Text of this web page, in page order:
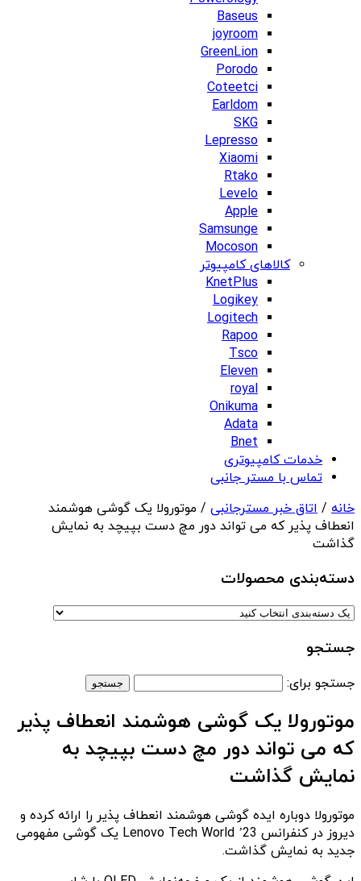
Baseus
joyroom
GreenLion
Porodo
Coteetci
Earldom
SKG
Lepresso
Xiaomi
Rtako
Levelo
Apple
Samsunge
Mocoson
کالاهای کامپیوتر
KnetPlus
Logikey
Logitech
Rapoo
Tsco
Eleven
royal
Onikuma
Adata
Bnet
خدمات کامپیوتری
تماس با مستر جانبی
خانه / اتاق خبر مسترجانبی / موتورولا یک گوشی هوشمند
انعطاف پذیر که می تواند دور مچ دست بپیچد به نمایش
گذاشت
دسته‌بندی‌ محصولات
جستجو
جستجو برای:
موتورولا یک گوشی هوشمند انعطاف پذیر
که می تواند دور مچ دست بپیچد به
نمایش گذاشت
موتورولا دوباره ایده گوشی هوشمند انعطاف پذیر را ارائه کرده و
دیروز در کنفرانس Lenovo Tech World ’23 یک گوشی مفهومی
جدید به نمایش گذاشت.